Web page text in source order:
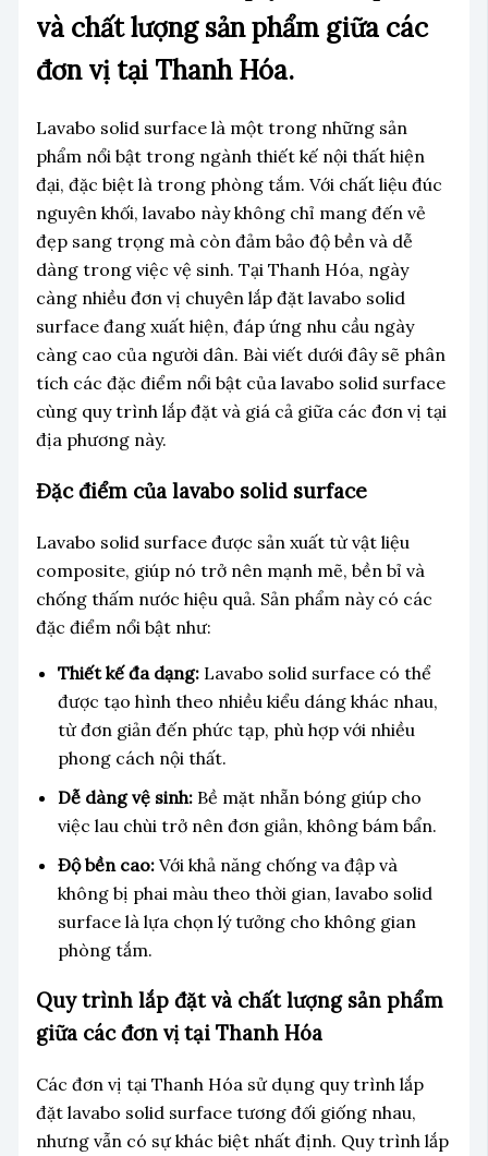
và chất lượng sản phẩm giữa các
đơn vị tại Thanh Hóa.
Lavabo solid surface là một trong những sản
phẩm nổi bật trong ngành thiết kế nội thất hiện
đại, đặc biệt là trong phòng tắm. Với chất liệu đúc
nguyên khối, lavabo này không chỉ mang đến vẻ
đẹp sang trọng mà còn đảm bảo độ bền và dễ
dàng trong việc vệ sinh. Tại Thanh Hóa, ngày
càng nhiều đơn vị chuyên lắp đặt lavabo solid
surface đang xuất hiện, đáp ứng nhu cầu ngày
càng cao của người dân. Bài viết dưới đây sẽ phân
tích các đặc điểm nổi bật của lavabo solid surface
cùng quy trình lắp đặt và giá cả giữa các đơn vị tại
địa phương này.
Đặc điểm của lavabo solid surface
Lavabo solid surface được sản xuất từ vật liệu
composite, giúp nó trở nên mạnh mẽ, bền bỉ và
chống thấm nước hiệu quả. Sản phẩm này có các
đặc điểm nổi bật như:
Thiết kế đa dạng:Lavabo solid surface có thể
được tạo hình theo nhiều kiểu dáng khác nhau,
từ đơn giản đến phức tạp, phù hợp với nhiều
phong cách nội thất.
Dễ dàng vệ sinh:Bề mặt nhẵn bóng giúp cho
việc lau chùi trở nên đơn giản, không bám bẩn.
Độ bền cao:Với khả năng chống va đập và
không bị phai màu theo thời gian, lavabo solid
surface là lựa chọn lý tưởng cho không gian
phòng tắm.
Quy trình lắp đặt và chất lượng sản phẩm
giữa các đơn vị tại Thanh Hóa
Các đơn vị tại Thanh Hóa sử dụng quy trình lắp
đặt lavabo solid surface tương đối giống nhau,
nhưng vẫn có sự khác biệt nhất định. Quy trình lắp